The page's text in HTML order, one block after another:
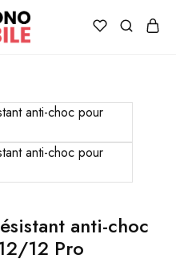
anti-choc
12 Pro